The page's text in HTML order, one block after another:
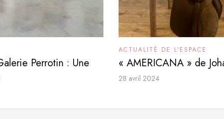
Perrotin : Une
ACTUALITÉ DE L'ESPACE
« AMERICANA » de
28 avril 2024